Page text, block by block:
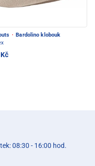
· Bardolino klobouk
08:30 - 16:00 hod.